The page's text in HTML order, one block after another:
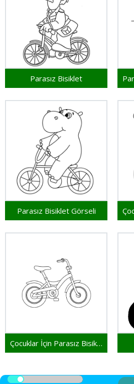
Parasız Bisiklet
Parasız Bisiklet Görseli
Çocuklar İçin Parasız Bisiklet